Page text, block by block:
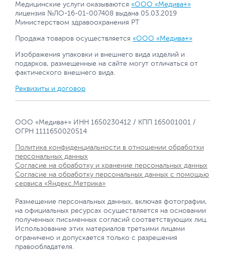
Медицинские услуги оказываются «ООО «Медива+»
лицензия №ЛО-16-01-007408 выдана 05.03.2019
Министерством здравоохранения РТ
Продажа товаров осуществляется «ООО «Медива+»
Изображения упаковки и внешнего вида изделий и
подарков, размещенные на сайте могут отличаться от
фактического внешнего вида.
Реквизиты и договор
ООО «Медива+» ИНН 1650230412 / КПП 165001001 /
ОГРН 1111650020514
Политика конфиденциальности в отношении обработки
персональных данных
Согласие на обработку и хранение персональных данных
Согласие на обработку персональных данных с помощью
сервиса «Яндекс.Метрика»
Размещение персональных данных, включая фотографии,
на официальных ресурсах осуществляется на основании
полученных письменных согласий соответствующих лиц.
Использование этих материалов третьими лицами
ограничено и допускается только с разрешения
правообладателя.